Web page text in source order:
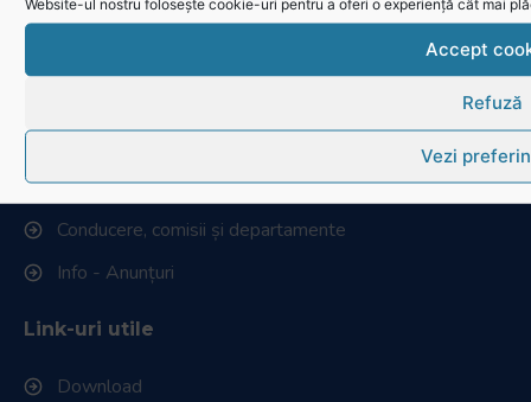
Accept
Refuză
Vezi
Stadionul național de rugby
Conducere, comisii și departamente
Info - Anunțuri
Link-uri utile
Download